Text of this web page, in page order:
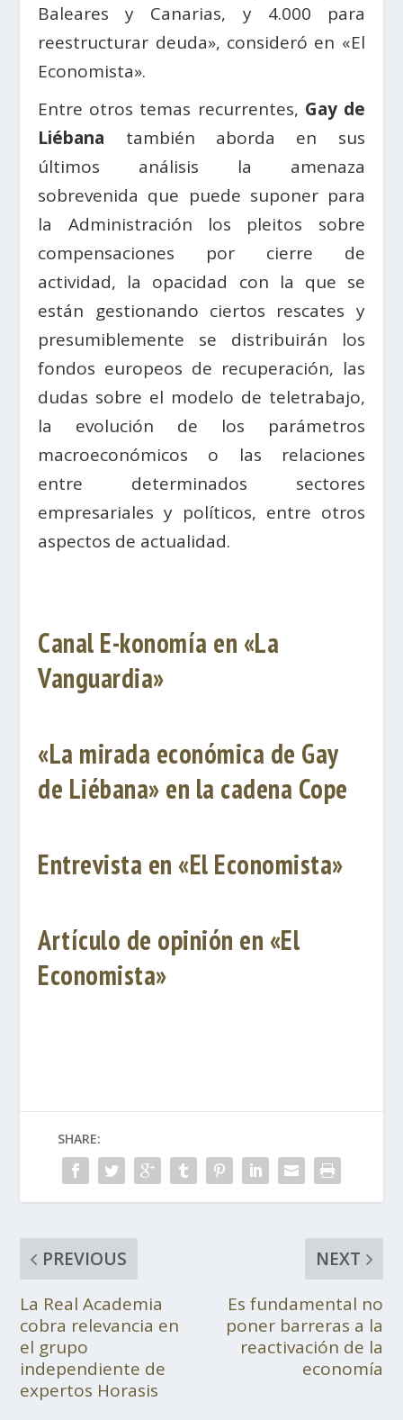
Baleares y Canarias, y 4.000 para
reestructurar deuda», consideró en «El
Economista».
Entre otros temas recurrentes, Gay de
Liébana también aborda en sus
últimos análisis la amenaza
sobrevenida que puede suponer para
la Administración los pleitos sobre
compensaciones por cierre de
actividad, la opacidad con la que se
están gestionando ciertos rescates y
presumiblemente se distribuirán los
fondos europeos de recuperación, las
dudas sobre el modelo de teletrabajo,
la evolución de los parámetros
macroeconómicos o las relaciones
entre determinados sectores
empresariales y políticos, entre otros
aspectos de actualidad.
Canal E-konomía en «La
Vanguardia»
«La mirada económica de Gay
de Liébana» en la cadena Cope
Entrevista en «El Economista»
Artículo de opinión en «El
Economista»
SHARE:
PREVIOUS
La Real Academia
cobra relevancia en
el grupo
independiente de
expertos Horasis
NEXT
Es fundamental no
poner barreras a la
reactivación de la
economía